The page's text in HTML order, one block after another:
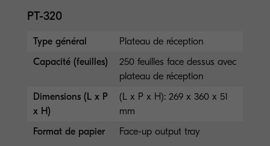
PT-320
Type général
Plateau de réception
Capacité (feuilles)
250 feuilles face dessus avec
plateau de réception
Dimensions (L x P
x H)
(L x P x H): 269 x 360 x 51
mm
Format de papier
Face-up output tray